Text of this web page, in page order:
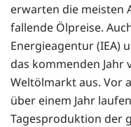
erwarten die meisten
fallende Ölpreise.
Energieagentur (IEA)
das kommenden
Weltölmarkt aus. Vor
über einem Jahr
Tagesproduktion der